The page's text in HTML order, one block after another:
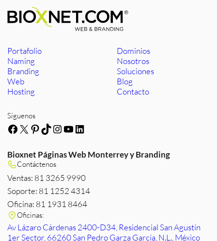
Portafolio
Naming
Branding
Web
Hosting
Dominios
Nosotros
Soluciones
Blog
Contacto
Síguenos
Facebook
X Pinterest
TikTok
Instagram
YouTube
LinkedIn
Bioxnet Páginas Web Monterrey y Branding
Contáctenos
Ventas: 81 3265 9990
Soporte: 81 1252 4314
Oficina: 81 1931 8464
Oficinas:
Av Lázaro Cárdenas 2400-D34, Residencial San Agustín
1er Sector, 66260 San Pedro Garza García, N.L., México